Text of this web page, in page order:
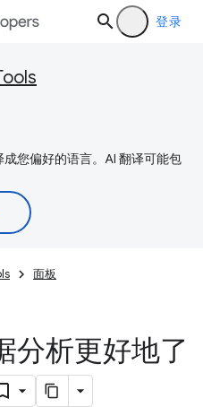
登录
您偏好的语言。AI 翻译可能包
面板
分析更好地了